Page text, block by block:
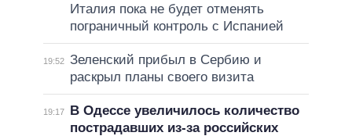
Италия пока не будет отменять
пограничный контроль с Испанией
19:52 Зеленский прибыл в Сербию и
раскрыл планы своего визита
19:17
В Одессе увеличилось количество
пострадавших из-за российских